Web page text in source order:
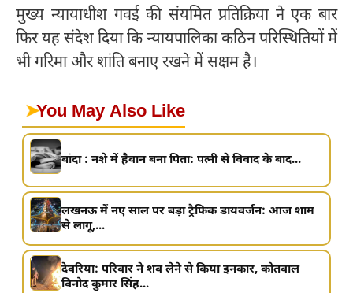
मुख्य न्यायाधीश गवई की संयमित प्रतिक्रिया ने एक बार
फिर यह संदेश दिया कि न्यायपालिका कठिन परिस्थितियों में
भी गरिमा और शांति बनाए रखने में सक्षम है।
➤You May Also Like
बांदा : नशे में हैवान बना पिता: पत्नी से विवाद के बाद...
लखनऊ में नए साल पर बड़ा ट्रैफिक डायवर्जन: आज शाम
से लागू,...
देवरिया: परिवार ने शव लेने से किया इनकार, कोतवाल
विनोद कुमार सिंह...